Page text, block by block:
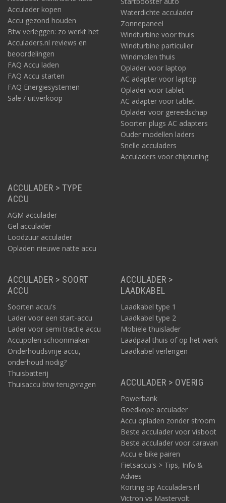
Acculader kopen
Accu gezond houden
Btw verleggen: zo werkt het
Acculaders.nl reviews en
beoordelingen
FAQ Accu laden
FAQ Accu starten
FAQ Energiesystemen
Sale / uitverkoop
Waterdichte acculader
Zonnepaneel
Windturbine voor thuis
Windturbine particulier
Windmolen thuis
Oplader voor laptop
AC adapter voor laptop
Oplader voor tablet
AC adapter voor tablet
Oplader voor gereedschap
Soorten plugs AC adapters
Ouder modellen laders
Snelle acculaders
Acculaders voor chiptuning
ACCULADER > TYPE
ACCU
AGM acculader
Gel acculader
Loodzuur acculader
Opladen nieuwe natte accu
ACCULADER > SOORT
ACCU
Soorten accu's
Lader voor een start-accu
Lader voor semi tractie accu
Accupolen schoonmaken
Onderhoudsvrije accu,
onderhoud nodig?
Thuisbatterij
Thuisaccu btw terugvragen
ACCULADER >
LAADKABEL
Laadkabel type 1
Laadkabel type 2
Mobiele thuislader
Laadpaal thuis of op het werk
Laadkabel verlengen
ACCULADER > OVERIG
Powerbank
Goedkope acculader
Accu opladen zonder stroom
Beste acculader voor visboot
Beste acculader voor caravan
Accu e-bike pairen
Fietsaccu's > Tips, Info &
Advies
Korting op Acculaders.nl
Victron vs Mastervolt